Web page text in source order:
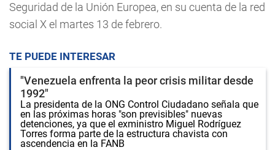
Seguridad de la Unión Europea, en su cuenta de la red
social X el martes 13 de febrero.
TE PUEDE INTERESAR
"Venezuela enfrenta la peor crisis militar desde
1992"
La presidenta de la ONG Control Ciudadano señala que
en las próximas horas "son previsibles" nuevas
detenciones, ya que el exministro Miguel Rodríguez
Torres forma parte de la estructura chavista con
ascendencia en la FANB